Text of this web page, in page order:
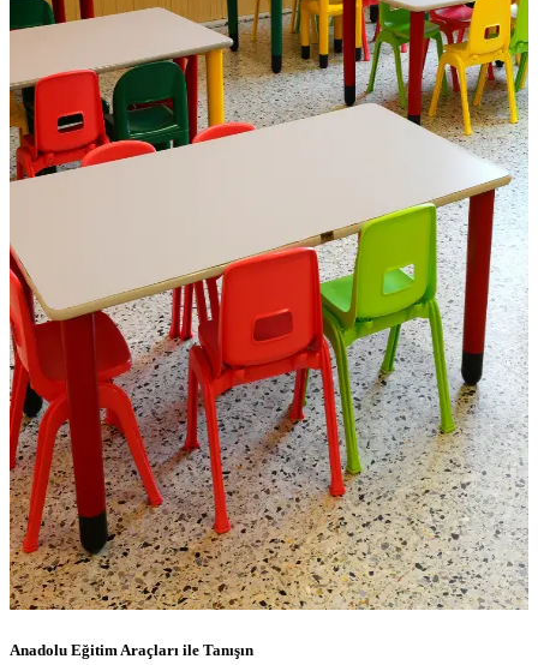
Anadolu Eğitim Araçları ile Tanışın